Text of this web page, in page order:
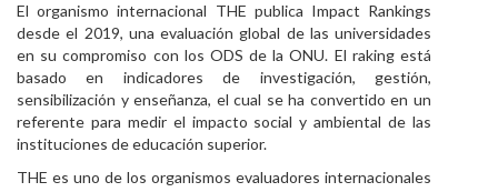
El organismo internacional THE publica Impact Rankings
desde el 2019, una evaluación global de las universidades
en su compromiso con los ODS de la ONU. El raking está
basado en indicadores de investigación, gestión,
sensibilización y enseñanza, el cual se ha convertido en un
referente para medir el impacto social y ambiental de las
instituciones de educación superior.
THE es uno de los organismos evaluadores internacionales